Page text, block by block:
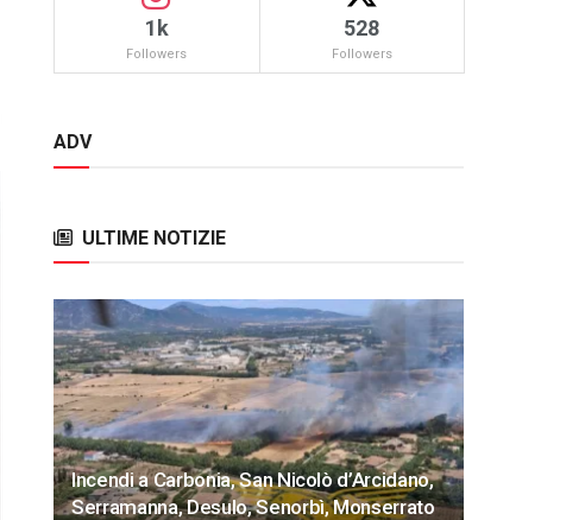
1k
Followers
528
Followers
ADV
ULTIME NOTIZIE
Incendi a Carbonia, San Nicolò d’Arcidano,
Serramanna, Desulo, Senorbì, Monserrato